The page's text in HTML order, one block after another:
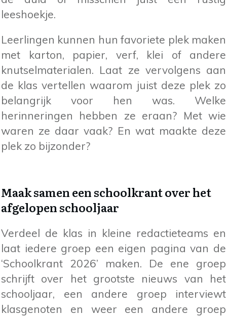
leeshoekje.
Leerlingen kunnen hun favoriete plek maken
met karton, papier, verf, klei of andere
knutselmaterialen. Laat ze vervolgens aan
de klas vertellen waarom juist deze plek zo
belangrijk voor hen was. Welke
herinneringen hebben ze eraan? Met wie
waren ze daar vaak? En wat maakte deze
plek zo bijzonder?
Maak samen een schoolkrant over het
afgelopen schooljaar
Verdeel de klas in kleine redactieteams en
laat iedere groep een eigen pagina van de
‘Schoolkrant 2026’ maken. De ene groep
schrijft over het grootste nieuws van het
schooljaar, een andere groep interviewt
klasgenoten en weer een andere groep